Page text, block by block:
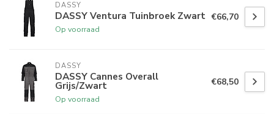
DASSY
DASSY Ventura Tuinbroek Zwart
Op voorraad
€66,70
DASSY
DASSY Cannes Overall
Grijs/Zwart
Op voorraad
€68,50